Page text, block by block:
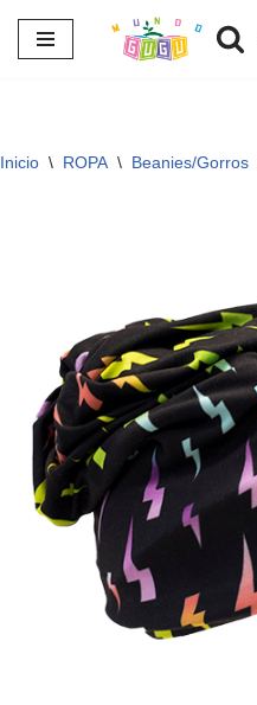
Saltar
Inicio \ ROPA \ Beanies/Gorros